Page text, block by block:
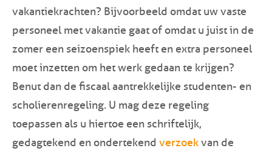
vakantiekrachten? Bijvoorbeeld omdat uw vaste
personeel met vakantie gaat of omdat u juist in de
zomer een seizoenspiek heeft en extra personeel
moet inzetten om het werk gedaan te krijgen?
Benut dan de fiscaal aantrekkelijke studenten- en
scholierenregeling. U mag deze regeling
toepassen als u hiertoe een schriftelijk,
gedagtekend en ondertekend verzoekvan de